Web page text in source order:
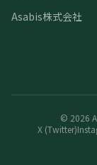
Asabis株式会社
© 2026
X (Twitter)